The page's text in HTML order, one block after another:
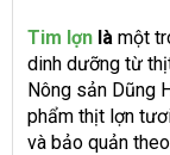
Tim lợn là một
dinh dưỡng từ
Nông sản Dũng
phẩm thịt lợn
và bảo quản